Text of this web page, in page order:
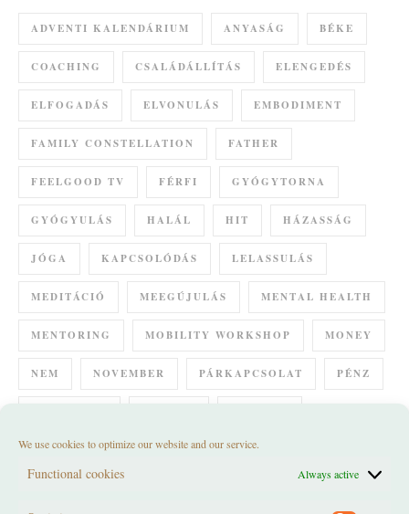
We use cookies to optimize our website and our service.
Functional cookies Always active
ADVENTI KALENDÁRIUM ANYASÁG BÉKE
COACHING CSALÁDÁLLÍTÁS ELENGEDÉS
ELFOGADÁS ELVONULÁS EMBODIMENT
FAMILY CONSTELLATION FATHER
FEELGOOD TV FÉRFI GYÓGYTORNA
GYÓGYULÁS HALÁL HIT HÁZASSÁG
JÓGA KAPCSOLÓDÁS LELASSULÁS
MEDITÁCIÓ MEEGÚJULÁS MENTAL HEALTH
MENTORING MOBILITY WORKSHOP MONEY
NEM NOVEMBER PÁRKAPCSOLAT PÉNZ
SPIRÁL SZERTARTÁS SUMMER SOLSTICE